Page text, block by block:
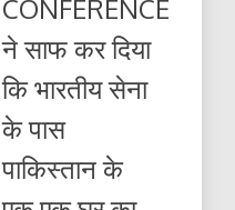
एक
घर
डाटा
है
CONFERENCE
ने साफ कर दिया
कि भारतीय सेना
के पास
पाकिस्तान के